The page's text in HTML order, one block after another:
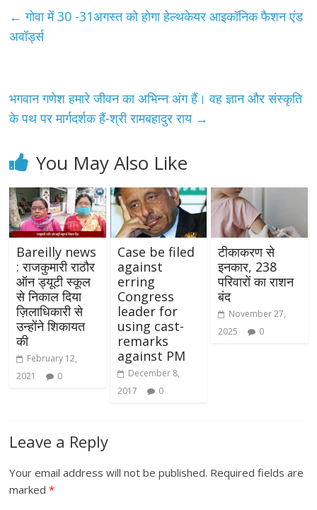
← गोवा में 30 -31अगस्त को होगा हेल्थकेयर आइकॉनिक फैशन एंड
अवॉर्ड्स
भगवान गणेश हमारे जीवन का अभिन्न अंग हैं। वह ज्ञान और संस्कृति
के पथ पर मार्गदर्शक हैं-श्री रामबहादुर राय →
You May Also Like
Bareilly news
: राजकुमारी राठौर
ऑन ड्यूटी स्कूल
से निकाल दिया
ज़िलाधिकारी से
उन्होंने शिकायत
की
February 12,
2021
0
Case be filed
against
erring
Congress
leader for
using cast-
remarks
against PM
December 8,
2017
0
टीकाकरण से
इनकार, 238
परिवारों का राशन
बंद
November 27,
2025
0
Leave a Reply
Your email address will not be published. Required fields are
marked*